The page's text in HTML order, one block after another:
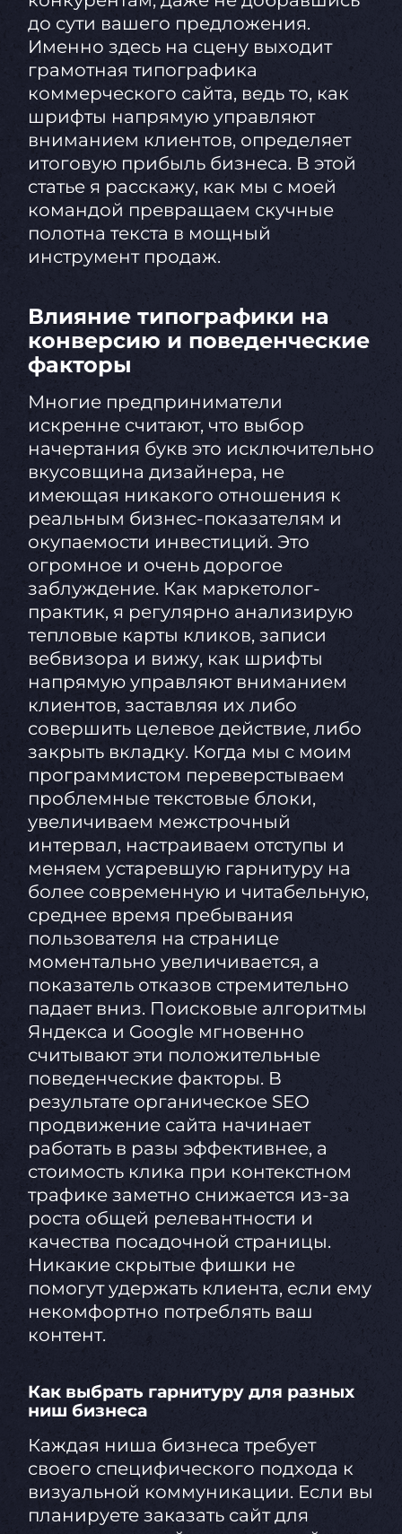
до сути вашего предложения.
Именно здесь на сцену выходит
грамотная типографика
коммерческого сайта, ведь то, как
шрифты напрямую управляют
вниманием клиентов, определяет
итоговую прибыль бизнеса. В этой
статье я расскажу, как мы с моей
командой превращаем скучные
полотна текста в мощный
инструмент продаж.
Влияние типографики на
конверсию и поведенческие
факторы
Многие предприниматели
искренне считают, что выбор
начертания букв это исключительно
вкусовщина дизайнера, не
имеющая никакого отношения к
реальным бизнес-показателям и
окупаемости инвестиций. Это
огромное и очень дорогое
заблуждение. Как маркетолог-
практик, я регулярно анализирую
тепловые карты кликов, записи
вебвизора и вижу, как шрифты
напрямую управляют вниманием
клиентов, заставляя их либо
совершить целевое действие, либо
закрыть вкладку. Когда мы с моим
программистом переверстываем
проблемные текстовые блоки,
увеличиваем межстрочный
интервал, настраиваем отступы и
меняем устаревшую гарнитуру на
более современную и читабельную,
среднее время пребывания
пользователя на странице
моментально увеличивается, а
показатель отказов стремительно
падает вниз. Поисковые алгоритмы
Яндекса и Google мгновенно
считывают эти положительные
поведенческие факторы. В
результате органическое SEO
продвижение сайта начинает
работать в разы эффективнее, а
стоимость клика при контекстном
трафике заметно снижается из-за
роста общей релевантности и
качества посадочной страницы.
Никакие скрытые фишки не
помогут удержать клиента, если ему
некомфортно потреблять ваш
контент.
Как выбрать гарнитуру для разных
ниш бизнеса
Каждая ниша бизнеса требует
своего специфического подхода к
визуальной коммуникации. Если вы
планируете заказать сайт для